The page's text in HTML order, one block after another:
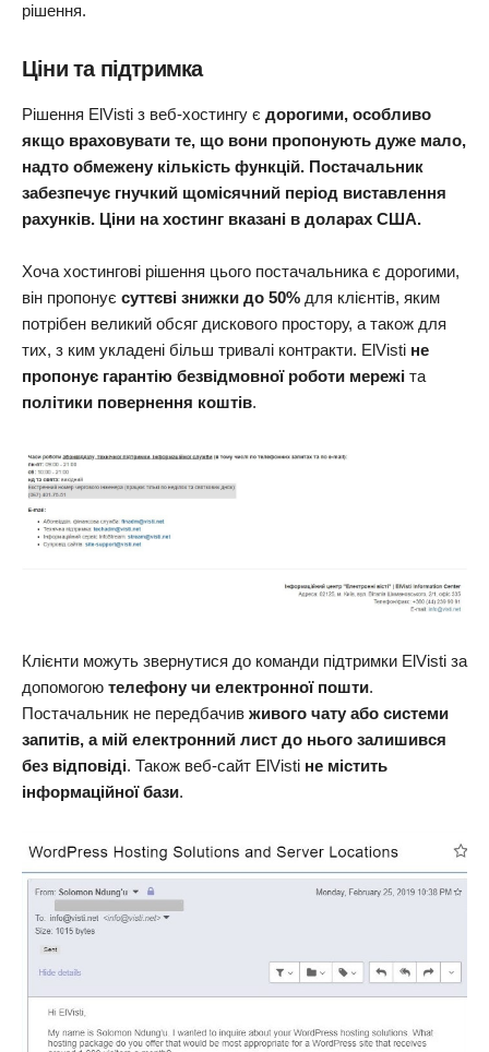
рішення.
Ціни та підтримка
Рішення ElVisti з веб-хостингу є дорогими, особливо
якщо враховувати те, що вони пропонують дуже мало,
надто обмежену кількість функцій. Постачальник
забезпечує гнучкий щомісячний період виставлення
рахунків. Ціни на хостинг вказані в доларах США.
Хоча хостингові рішення цього постачальника є дорогими,
він пропонує суттєві знижки до 50% для клієнтів, яким
потрібен великий обсяг дискового простору, а також для
тих, з ким укладені більш тривалі контракти. ElVisti не
пропонує гарантію безвідмовної роботи мережі та
політики повернення коштів.
Клієнти можуть звернутися до команди підтримки ElVisti за
допомогою телефону чи електронної пошти.
Постачальник не передбачив живого чату або системи
запитів, а мій електронний лист до нього залишився
без відповіді. Також веб-сайт ElVisti не містить
інформаційної бази.